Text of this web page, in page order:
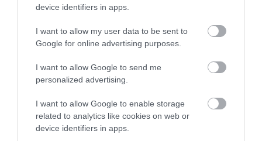
device identifiers in apps.
I want to allow my user data to be sent to
Google for online advertising purposes.
I want to allow Google to send me
personalized advertising.
I want to allow Google to enable storage
related to analytics like cookies on web or
device identifiers in apps.
Érdekelnek az utazós hírek? Akkor Neked szól
Turizmus hírekcsoport.
Bár nem minden Qatar Airways járat business
osztályon található Qsuite, mindegyikük
büszkélkedhet a csúcsminőségű ételekkel,